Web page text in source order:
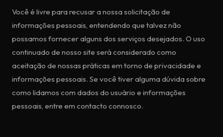
Você é livre para recusar a nossa solicitação de
informações pessoais, entendendo que talvez não
possamos fornecer alguns dos serviços desejados. O uso
continuado de nosso site será considerado como
aceitação de nossas práticas em torno de privacidade e
informações pessoais. Se você tiver alguma dúvida sobre
como lidamos com dados do usuário e informações
pessoais, entre em contacto connosco.